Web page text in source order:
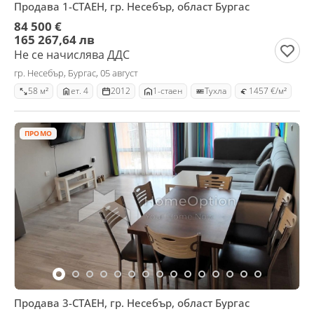
Продава 1-СТАЕН, гр. Несебър, област Бургас
84 500 €
165 267,64 лв
Не се начислява ДДС
гр. Несебър, Бургас, 05 август
58 м² ет. 4 2012 1-стаен Тухла 1457 €/м²
ПРОМО
Продава 3-СТАЕН, гр. Несебър, област Бургас